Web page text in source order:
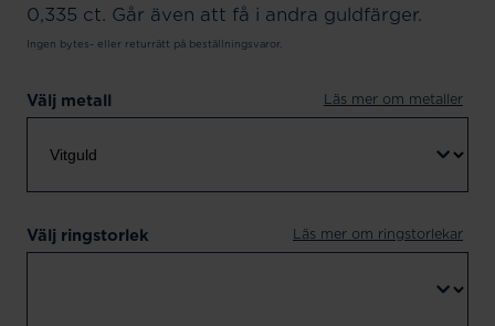
0,335 ct. Går även att få i andra guldfärger.
Ingen bytes- eller returrätt på beställningsvaror.
Välj metall Läs mer om metaller
Välj ringstorlek Läs mer om ringstorlekar